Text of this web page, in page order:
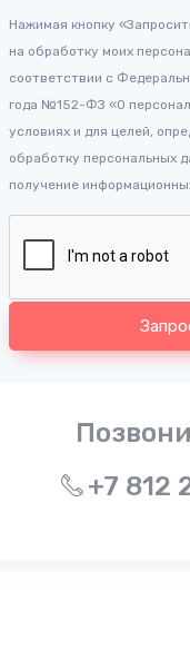
Нажимая кнопку
на обработку моих
соответствии с
года №152-ФЗ «О
условиях и для целей,
обработку персональных
получение
+7 812